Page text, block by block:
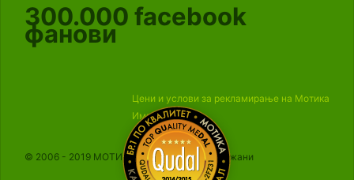
300.000 facebook
фанови
Цени и услови за рекламирање на Мотика
Импресум
© 2006 - 2019 МОТИКА, Сите права се задржани